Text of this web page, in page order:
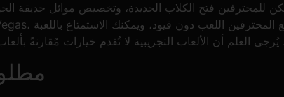
للمحترفين فتح الكلاب الجديدة، وتخصيص موائل حديقة